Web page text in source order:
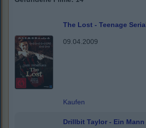
The Lost - Teenage
09.04.2009
Kaufen
Drillbit Taylor - Ein